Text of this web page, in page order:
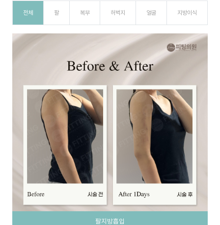
전체 팔 복부 허벅지 얼굴 지방이식
팔지방흡입